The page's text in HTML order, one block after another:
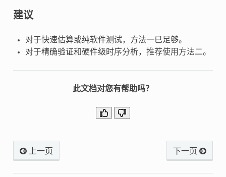
建议
对于快速估算或纯软件测试，方法一已足够。
对于精确验证和硬件级时序分析，推荐使用方法二。
此文档对您有帮助吗？
上一页 下一页